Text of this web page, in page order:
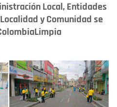
Local, Entidades
y Comunidad se